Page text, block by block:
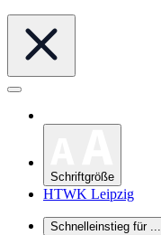
Schriftgröße
HTWK Leipzig
Schnelleinstieg für ...